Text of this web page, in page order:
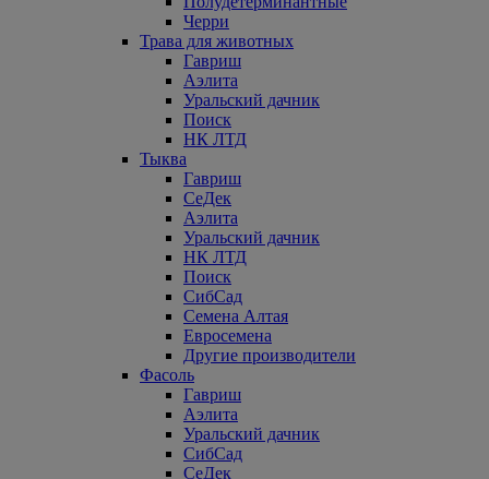
Черри
Трава для животных
Гавриш
Аэлита
Уральский дачник
Поиск
НК ЛТД
Тыква
Гавриш
СеДек
Аэлита
Уральский дачник
НК ЛТД
Поиск
СибСад
Семена Алтая
Евросемена
Другие производители
Фасоль
Гавриш
Аэлита
Уральский дачник
СибСад
СеДек